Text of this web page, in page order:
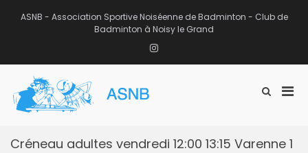
ASNB - Association Sportive Noiséenne de Badminton - Club de
Badminton à Noisy le Grand
Instagram
Afficher
recherche
Créneau adultes vendredi 12:00 13:15 Varenne 1